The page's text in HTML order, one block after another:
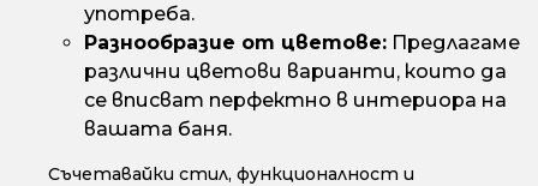
употреба.
Разнообразие от цветове: Предлагаме
различни цветови варианти, които да
се вписват перфектно в интериора на
вашата баня.
Съчетавайки стил, функционалност и